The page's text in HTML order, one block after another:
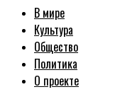
В мире
Культура
Общество
Политика
О проекте